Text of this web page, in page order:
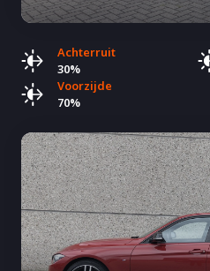
Achterruit
30%
Voorzijde
70%